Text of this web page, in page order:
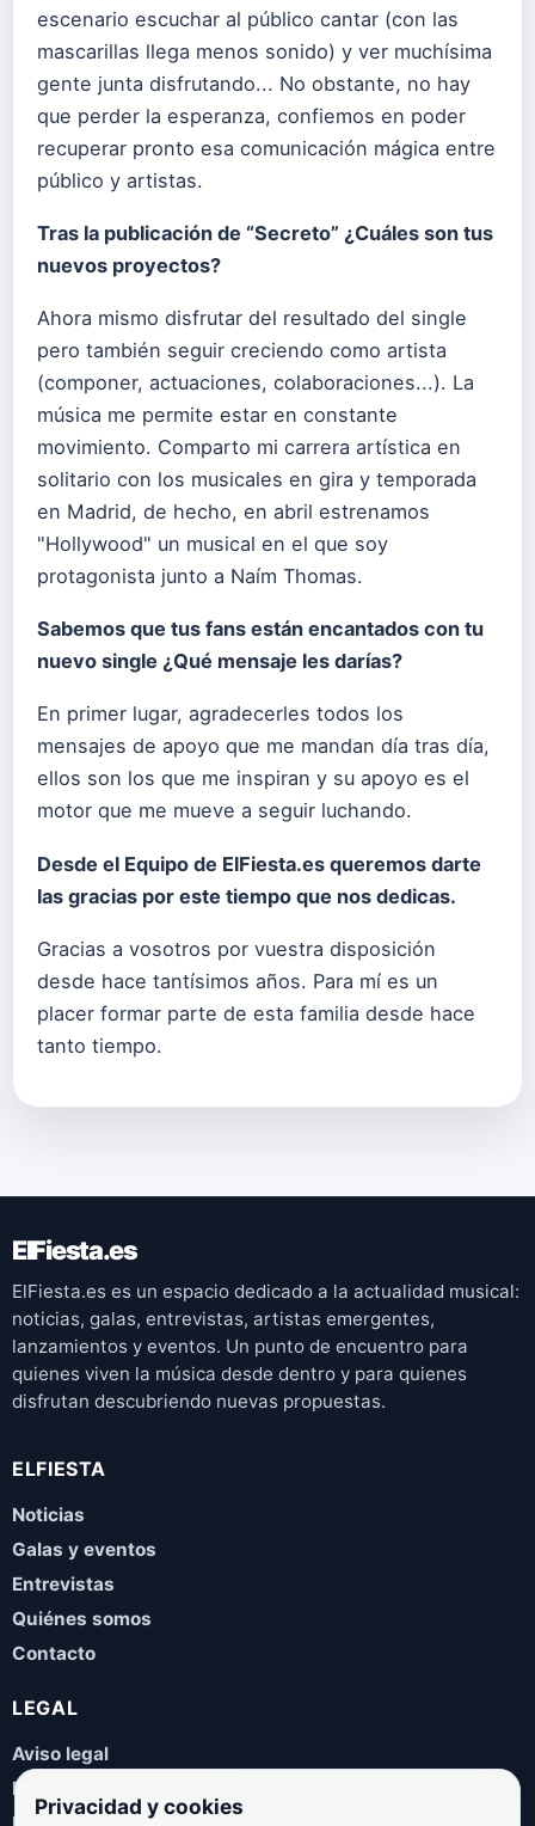
escenario escuchar al público cantar (con las
mascarillas llega menos sonido) y ver muchísima
gente junta disfrutando... No obstante, no hay
que perder la esperanza, confiemos en poder
recuperar pronto esa comunicación mágica entre
público y artistas.
Tras la publicación de “Secreto” ¿Cuáles son tus
nuevos proyectos?
Ahora mismo disfrutar del resultado del single
pero también seguir creciendo como artista
(componer, actuaciones, colaboraciones...). La
música me permite estar en constante
movimiento. Comparto mi carrera artística en
solitario con los musicales en gira y temporada
en Madrid, de hecho, en abril estrenamos
"Hollywood" un musical en el que soy
protagonista junto a Naím Thomas.
Sabemos que tus fans están encantados con tu
nuevo single ¿Qué mensaje les darías?
En primer lugar, agradecerles todos los
mensajes de apoyo que me mandan día tras día,
ellos son los que me inspiran y su apoyo es el
motor que me mueve a seguir luchando.
Desde el Equipo de ElFiesta.es queremos darte
las gracias por este tiempo que nos dedicas.
Gracias a vosotros por vuestra disposición
desde hace tantísimos años. Para mí es un
placer formar parte de esta familia desde hace
tanto tiempo.
ElFiesta.es
ElFiesta.es es un espacio dedicado a la actualidad musical:
noticias, galas, entrevistas, artistas emergentes,
lanzamientos y eventos. Un punto de encuentro para
quienes viven la música desde dentro y para quienes
disfrutan descubriendo nuevas propuestas.
ELFIESTA
Noticias
Galas y eventos
Entrevistas
Quiénes somos
Contacto
LEGAL
Aviso legal
Política de privacidad
Privacidad y cookies